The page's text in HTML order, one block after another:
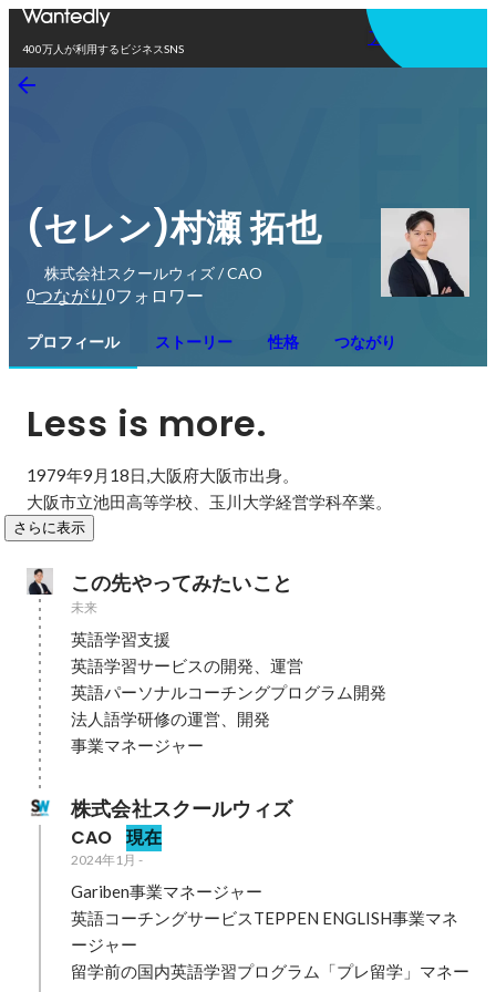
400万人が利用するビジネスSNS
アプリを使う
(セレン)村瀬 拓也
株式会社スクールウィズ / CAO
0つながり 0フォロワー
プロフィール ストーリー 性格 つながり
Less is more.
1979年9月18日,大阪府大阪市出身。
大阪市立池田高等学校、玉川大学経営学科卒業。
さらに表示
この先やってみたいこと
未来
英語学習支援
英語学習サービスの開発、運営
英語パーソナルコーチングプログラム開発
法人語学研修の運営、開発
事業マネージャー
株式会社スクールウィズ
CAO 現在
2024年1月 -
Gariben事業マネージャー
英語コーチングサービスTEPPEN ENGLISH事業マネ
ージャー
留学前の国内英語学習プログラム「プレ留学」マネー